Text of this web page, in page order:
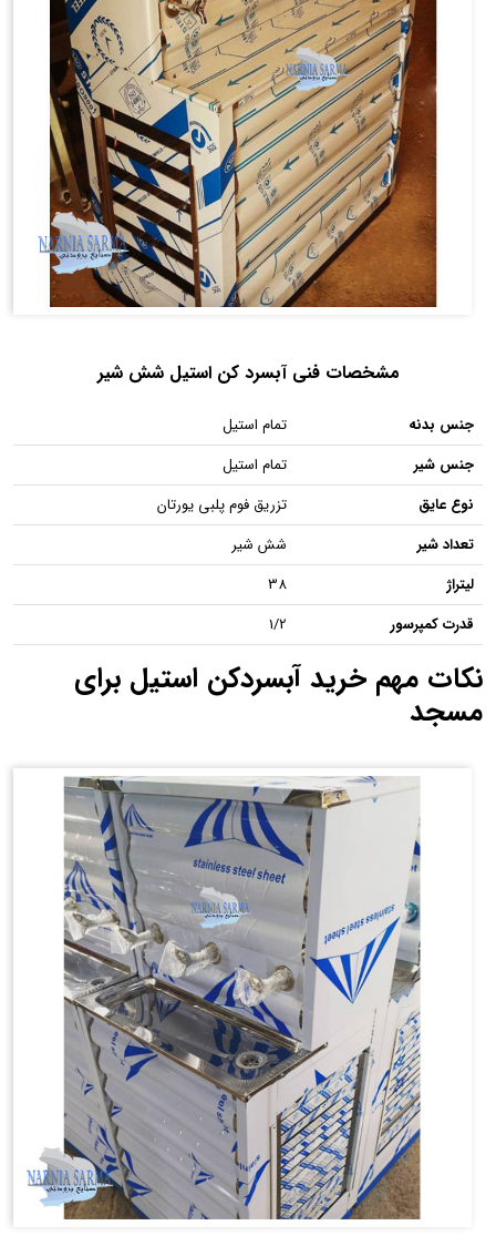
مشخصات فنی آبسرد کن استیل شش شیر
جنس بدنه
تمام استیل
جنس شیر
تمام استیل
نوع عایق
تزریق فوم پلبی یورتان
تعداد شیر
شش شیر
لیتراژ
38
قدرت کمپرسور
1/2
نکات مهم خرید آبسردکن استیل برای
مسجد